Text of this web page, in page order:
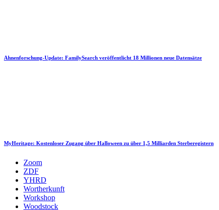
Ahnenforschung-Update: FamilySearch veröffentlicht 18 Millionen neue Datensätze
MyHeritage: Kostenloser Zugang über Halloween zu über 1,5 Milliarden Sterberegistern
Zoom
ZDF
YHRD
Wortherkunft
Workshop
Woodstock